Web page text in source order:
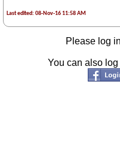
Last edited: 08-Nov-16 11:58 AM
Please log
You can also